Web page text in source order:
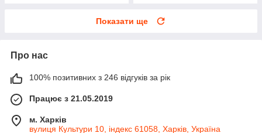
Показати ще
Про нас
100% позитивних з 246 відгуків за рік
Працює з 21.05.2019
м. Харків
вулиця Культури 10, індекс 61058, Харків, Україна